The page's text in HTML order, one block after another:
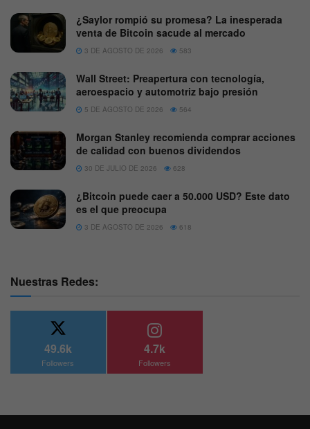
¿Saylor rompió su promesa? La inesperada
venta de Bitcoin sacude al mercado
3 DE AGOSTO DE 2026 583
Wall Street: Preapertura con tecnología,
aeroespacio y automotriz bajo presión
5 DE AGOSTO DE 2026 564
Morgan Stanley recomienda comprar acciones
de calidad con buenos dividendos
30 DE JULIO DE 2026 628
¿Bitcoin puede caer a 50.000 USD? Este dato
es el que preocupa
3 DE AGOSTO DE 2026 618
Nuestras Redes:
49.6k
Followers
4.7k
Followers